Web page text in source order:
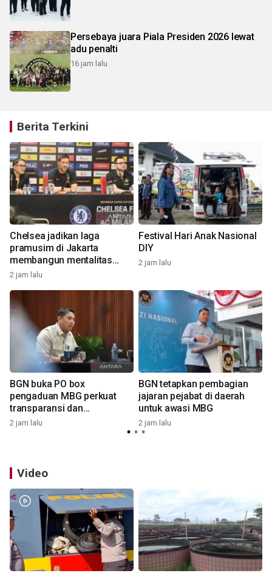
Persebaya juara Piala Presiden 2026 lewat
adu penalti
16 jam lalu
Berita Terkini
Chelsea jadikan laga
pramusim di Jakarta
membangun mentalitas
pemenang
2 jam lalu
Festival Hari Anak Nasional
DIY
2 jam lalu
BGN buka PO box
pengaduan MBG perkuat
transparansi dan
pengawasan
2 jam lalu
BGN tetapkan pembagian
jajaran pejabat di daerah
untuk awasi MBG
2 jam lalu
Video